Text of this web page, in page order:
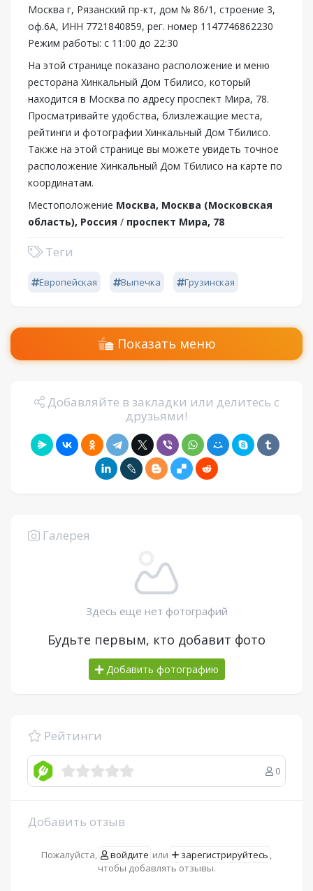
Москва г, Рязанский пр-кт, дом № 86/1, строение 3,
оф.6А, ИНН 7721840859, рег. номер 1147746862230
Режим работы: с 11:00 до 22:30
На этой странице показано расположение и меню
ресторана Хинкальный Дом Тбилисо, который
находится в Москва по адресу проспект Мира, 78.
Просматривайте удобства, близлежащие места,
рейтинги и фотографии Хинкальный Дом Тбилисо.
Также на этой странице вы можете увидеть точное
расположение Хинкальный Дом Тбилисо на карте по
координатам.
Местоположение Москва, Москва (Московская
область), Россия / проспект Мира, 78
Теги
Европейская Выпечка Грузинская
Показать меню
Добавляйте в закладки или делитесь с
друзьями!
Галерея
Здесь еще нет фотографий
Будьте первым, кто добавит фото
Добавить фотографию
Рейтинги
0
Добавить отзыв
Пожалуйста, войдите или зарегистрируйтесь ,
чтобы добавлять отзывы.